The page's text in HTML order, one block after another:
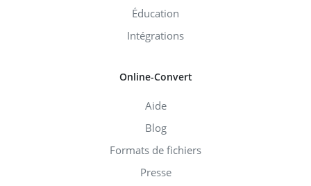
Éducation
Intégrations
Online-Convert
Aide
Blog
Formats de fichiers
Presse